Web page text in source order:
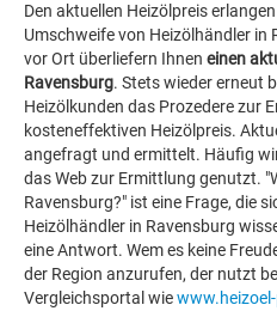
Den aktuellen Heizölpreis
Umschweife von Heizölhändler in
vor Ort überliefern Ihnen einen
Ravensburg. Stets wieder erneut
Heizölkunden das Prozedere zur
kosteneffektiven Heizölpreis.
angefragt und ermittelt. Häufig
das Web zur Ermittlung genutzt.
Ravensburg?" ist eine Frage, die
Heizölhändler in Ravensburg
eine Antwort. Wem es keine
der Region anzurufen, der nutzt
Vergleichsportal wie